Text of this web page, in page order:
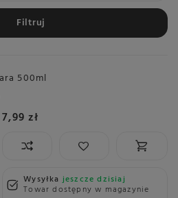
Filtruj
500ml
7,99 zł
Wysyłkajeszcze dzisiaj
Towar dostępny w magazynie